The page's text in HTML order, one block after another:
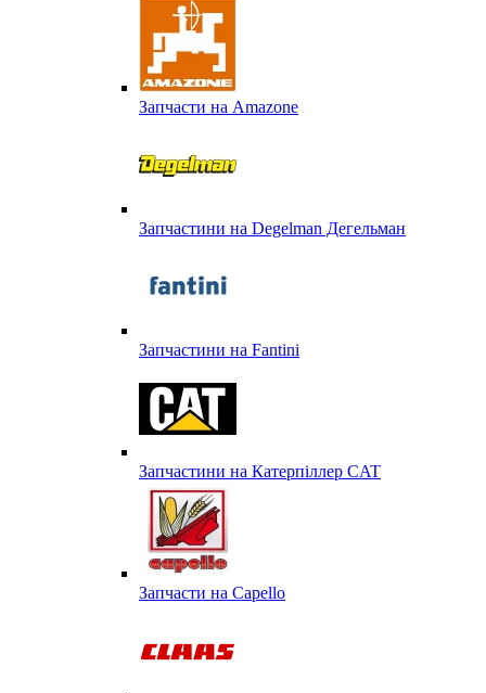
Запчасти на Amazone
Запчастини на Degelman Дегельман
Запчастини на Fantini
Запчастини на Катерпіллер CAT
Запчасти на Capello